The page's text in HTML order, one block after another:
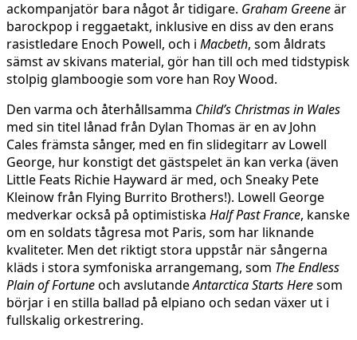
ackompanjatör bara något år tidigare. Graham Greeneär
barockpop i reggaetakt, inklusive en diss av den erans
rasistledare Enoch Powell, och i Macbeth, som åldrats
sämst av skivans material, gör han till och med tidstypisk
stolpig glamboogie som vore han Roy Wood.
Den varma och återhållsamma Child’s Christmas in Wales
med sin titel lånad från Dylan Thomas är en av John
Cales främsta sånger, med en fin slidegitarr av Lowell
George, hur konstigt det gästspelet än kan verka (även
Little Feats Richie Hayward är med, och Sneaky Pete
Kleinow från Flying Burrito Brothers!). Lowell George
medverkar också på optimistiska Half Past France, kanske
om en soldats tågresa mot Paris, som har liknande
kvaliteter. Men det riktigt stora uppstår när sångerna
kläds i stora symfoniska arrangemang, som The Endless
Plain of Fortuneoch avslutandeAntarctica Starts Heresom
börjar i en stilla ballad på elpiano och sedan växer ut i
fullskalig orkestrering.